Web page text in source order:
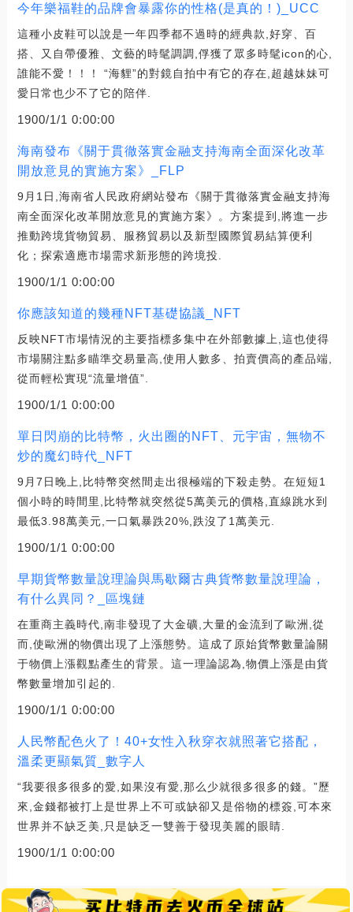
今年樂福鞋的品牌會暴露你的性格(是真的！)_UCC
這種小皮鞋可以說是一年四季都不過時的經典款,好穿、百
搭、又自帶優雅、文藝的時髦調調,俘獲了眾多時髦icon的心,
誰能不愛！！！ “海貍”的對鏡自拍中有它的存在,超越妹妹可
愛日常也少不了它的陪伴.
1900/1/1 0:00:00
海南發布《關于貫徹落實金融支持海南全面深化改革
開放意見的實施方案》_FLP
9月1日,海南省人民政府網站發布《關于貫徹落實金融支持海
南全面深化改革開放意見的實施方案》。方案提到,將進一步
推動跨境貨物貿易、服務貿易以及新型國際貿易結算便利
化；探索適應市場需求新形態的跨境投.
1900/1/1 0:00:00
你應該知道的幾種NFT基礎協議_NFT
反映NFT市場情況的主要指標多集中在外部數據上,這也使得
市場關注點多瞄準交易量高,使用人數多、拍賣價高的產品端,
從而輕松實現“流量增值”.
1900/1/1 0:00:00
單日閃崩的比特幣，火出圈的NFT、元宇宙，無物不
炒的魔幻時代_NFT
9月7日晚上,比特幣突然間走出很極端的下殺走勢。在短短1
個小時的時間里,比特幣就突然從5萬美元的價格,直線跳水到
最低3.98萬美元,一口氣暴跌20%,跌沒了1萬美元.
1900/1/1 0:00:00
早期貨幣數量說理論與馬歇爾古典貨幣數量說理論，
有什么異同？_區塊鏈
在重商主義時代,南非發現了大金礦,大量的金流到了歐洲,從
而,使歐洲的物價出現了上漲態勢。這成了原始貨幣數量論關
于物價上漲觀點產生的背景。這一理論認為,物價上漲是由貨
幣數量增加引起的.
1900/1/1 0:00:00
人民幣配色火了！40+女性入秋穿衣就照著它搭配，
溫柔更顯氣質_數字人
“我要很多很多的愛,如果沒有愛,那么少就很多很多的錢。”歷
來,金錢都被打上是世界上不可或缺卻又是俗物的標簽,可本來
世界并不缺乏美,只是缺乏一雙善于發現美麗的眼睛.
1900/1/1 0:00:00